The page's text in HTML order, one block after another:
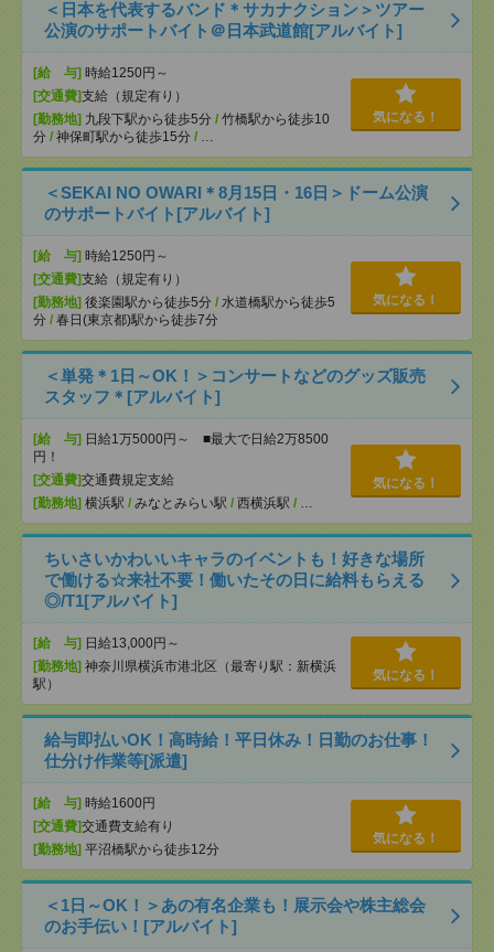
＜日本を代表するバンド＊サカナクション＞ツアー
公演のサポートバイト＠日本武道館[アルバイト]
[給 与] 時給1250円～
[交通費]支給（規定有り）
[勤務地] 九段下駅から徒歩5分 / 竹橋駅から徒歩10
分 / 神保町駅から徒歩15分 / …
気になる！
＜SEKAI NO OWARI＊8月15日・16日＞ドーム公演
のサポートバイト[アルバイト]
[給 与] 時給1250円～
[交通費]支給（規定有り）
[勤務地] 後楽園駅から徒歩5分 / 水道橋駅から徒歩5
分 / 春日(東京都)駅から徒歩7分
気になる！
＜単発＊1日～OK！＞コンサートなどのグッズ販売
スタッフ＊[アルバイト]
[給 与] 日給1万5000円～ ■最大で日給2万8500
円！
[交通費]交通費規定支給
[勤務地] 横浜駅 / みなとみらい駅 / 西横浜駅 / …
気になる！
ちいさいかわいいキャラのイベントも！好きな場所
で働ける☆来社不要！働いたその日に給料もらえる
◎/T1[アルバイト]
[給 与] 日給13,000円～
[勤務地] 神奈川県横浜市港北区（最寄り駅：新横浜
駅）
気になる！
給与即払いOK！高時給！平日休み！日勤のお仕事！
仕分け作業等[派遣]
[給 与] 時給1600円
[交通費]交通費支給有り
[勤務地] 平沼橋駅から徒歩12分
気になる！
＜1日～OK！＞あの有名企業も！展示会や株主総会
のお手伝い！[アルバイト]